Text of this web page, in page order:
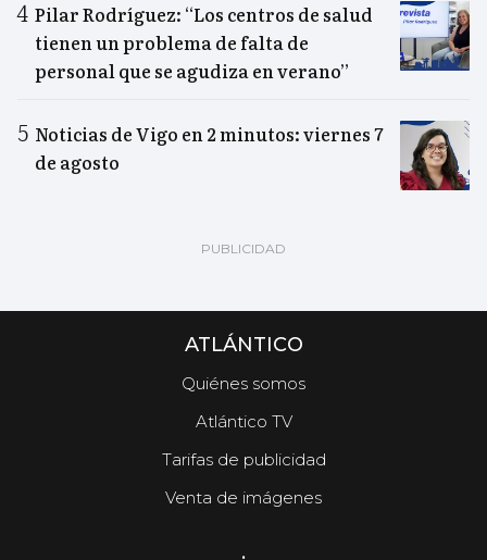
Pilar Rodríguez: “Los centros de salud
tienen un problema de falta de
personal que se agudiza en verano”
Noticias de Vigo en 2 minutos: viernes 7
de agosto
ATLÁNTICO
Quiénes somos
Atlántico TV
Tarifas de publicidad
Venta de imágenes
.